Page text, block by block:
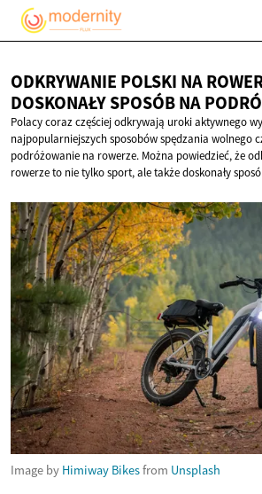
ODKRYWANIE POLSKI NA
DOSKONAŁY SPOSÓB NA
Polacy coraz częściej odkrywają uroki aktywnego
najpopularniejszych sposobów spędzania wolnego
podróżowanie na rowerze. Można powiedzieć, że
rowerze to nie tylko sport, ale także doskonały
Image by Himiway Bikesfrom Unsplash